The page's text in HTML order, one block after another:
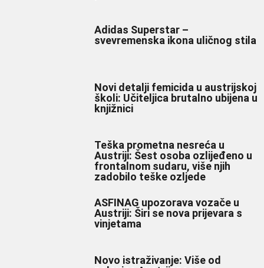
Adidas Superstar –
svevremenska ikona uličnog stila
Novi detalji femicida u austrijskoj
školi: Učiteljica brutalno ubijena u
knjižnici
Teška prometna nesreća u
Austriji: Šest osoba ozlijeđeno u
frontalnom sudaru, više njih
zadobilo teške ozljede
ASFINAG upozorava vozače u
Austriji: Širi se nova prijevara s
vinjetama
Novo istraživanje: Više od